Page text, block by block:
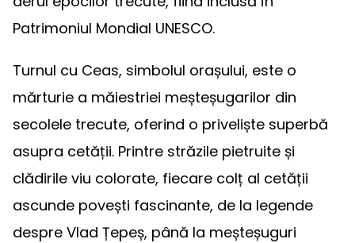
Patrimoniul Mondial UNESCO.
Turnul cu Ceas, simbolul orașului, este o
mărturie a măiestriei meșteșugarilor din
secolele trecute, oferind o priveliște superbă
asupra cetății. Printre străzile pietruite și
clădirile viu colorate, fiecare colț al cetății
ascunde povești fascinante, de la legende
despre Vlad Țepeș, până la meșteșuguri